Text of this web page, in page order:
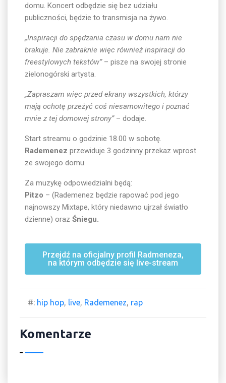
domu. Koncert odbędzie się bez udziału
publiczności, będzie to transmisja na żywo.
„Inspiracji do spędzania czasu w domu nam nie
brakuje. Nie zabraknie więc również inspiracji do
freestylowych tekstów”– pisze na swojej stronie
zielonogórski artysta.
„Zapraszam więc przed ekrany wszystkich, którzy
mają ochotę przeżyć coś niesamowitego i poznać
mnie z tej domowej strony”– dodaje.
Start streamu o godzinie 18.00 w sobotę.
Rademenez przewiduje 3 godzinny przekaz wprost
ze swojego domu.
Za muzykę odpowiedzialni będą:
Pitzo – (Rademenez będzie rapować pod jego
najnowszy Mixtape, który niedawno ujrzał światło
dzienne) oraz Śniegu.
Przejdź na oficjalny profil Radmeneza,
na którym odbędzie się live-stream
#: hip hop live Rademenez rap
Komentarze